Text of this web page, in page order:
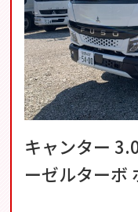
キャンター
ーゼルターボ